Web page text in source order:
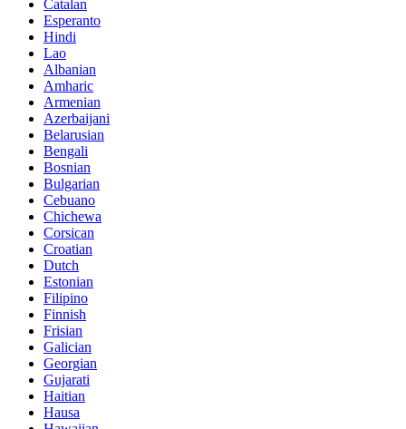
Catalan
Esperanto
Hindi
Lao
Albanian
Amharic
Armenian
Azerbaijani
Belarusian
Bengali
Bosnian
Bulgarian
Cebuano
Chichewa
Corsican
Croatian
Dutch
Estonian
Filipino
Finnish
Frisian
Galician
Georgian
Gujarati
Haitian
Hausa